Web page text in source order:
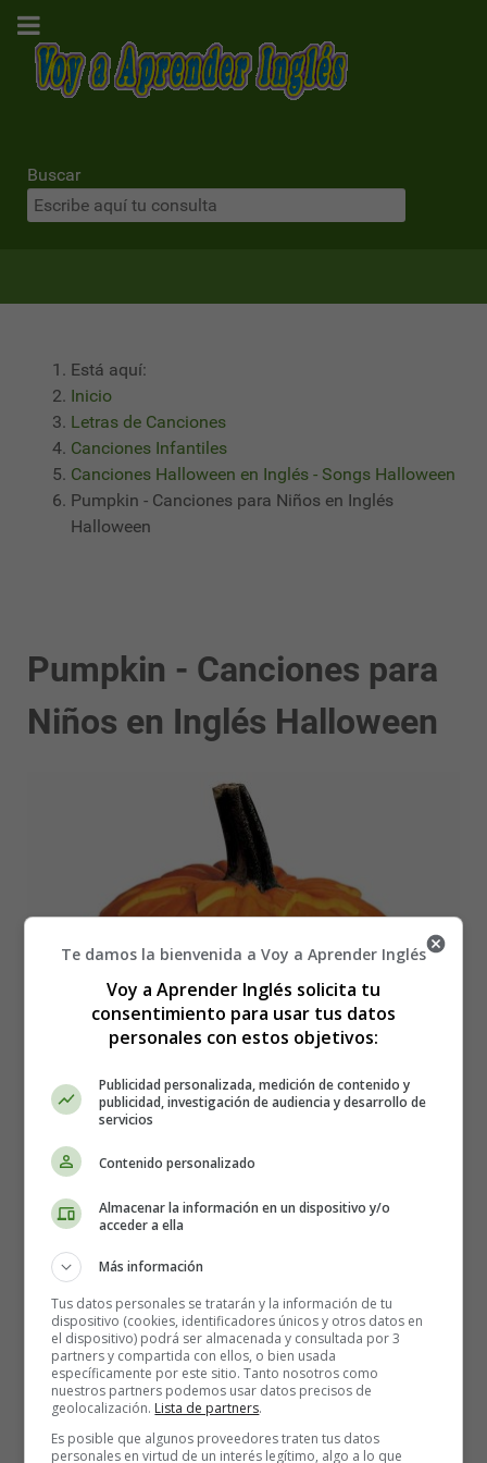
Buscar
Está aquí:
Inicio
Letras de Canciones
Canciones Infantiles
Canciones Halloween en Inglés - Songs Halloween
Pumpkin - Canciones para Niños en Inglés
Halloween
Pumpkin - Canciones para
Niños en Inglés Halloween
Canciones para Niños en Inglés:
Halloween - Songs for Children in
English: Halloween
Te damos la bienvenida a Voy a Aprender Inglés
Voy a Aprender Inglés solicita tu
consentimiento para usar tus datos
personales con estos objetivos:
Publicidad personalizada, medición de contenido y
publicidad, investigación de audiencia y desarrollo de
servicios
Contenido personalizado
Almacenar la información en un dispositivo y/o
acceder a ella
Más información
Tus datos personales se tratarán y la información de tu
dispositivo (cookies, identificadores únicos y otros datos en
el dispositivo) podrá ser almacenada y consultada por 3
partners y compartida con ellos, o bien usada
específicamente por este sitio. Tanto nosotros como
nuestros partners podemos usar datos precisos de
geolocalización. Lista de partners.
Es posible que algunos proveedores traten tus datos
personales en virtud de un interés legítimo, algo a lo que